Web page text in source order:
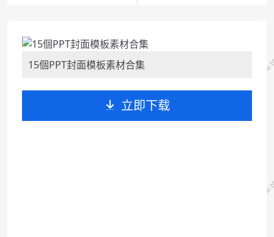
15個PPT封面模板素材合集
立即下载